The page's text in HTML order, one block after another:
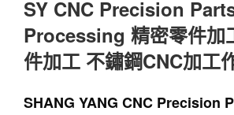
於
SY CNC Precision
Processing 精密零件加
件加工 不鏽鋼CNC加工
SHANG YANG CNC Precision